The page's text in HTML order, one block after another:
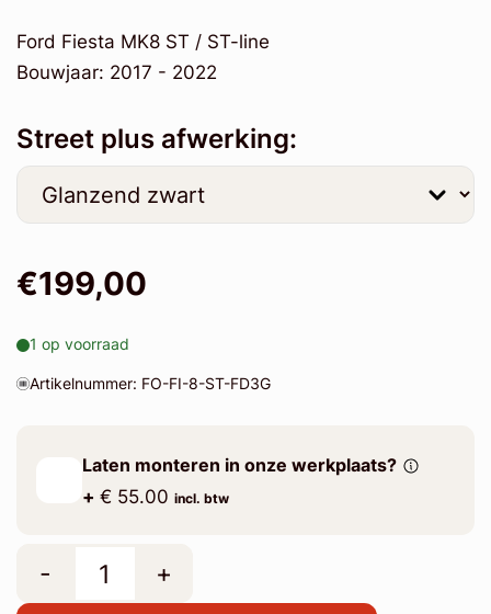
Ford Fiesta MK8 ST / ST-line
Bouwjaar: 2017 - 2022
Street plus afwerking:
€199,00
1 op voorraad
Artikelnummer: FO-FI-8-ST-FD3G
Laten monteren in onze werkplaats?
+ € 55.00 incl. btw
- +